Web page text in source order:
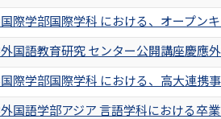
際学部国際学科 における、オープン
国語教育研究 センター公開講座慶應
際学部国際学科 における、高大連携
国語学部アジア 言語学科における卒